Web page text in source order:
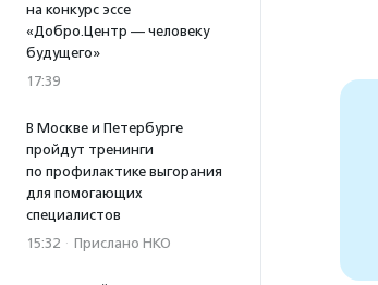
на конкурс эссе
«Добро.Центр — человеку
будущего»
17:39
В Москве и Петербурге
пройдут тренинги
по профилактике выгорания
для помогающих
специалистов
15:32 · Прислано НКО